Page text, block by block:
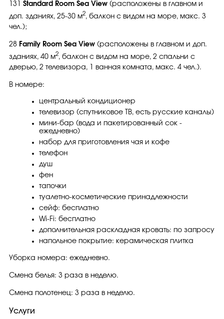
131 Standard Room Sea View (расположены в главном и
доп. зданиях, 25-30 м2, балкон с видом на море, макс. 3
чел.);
28 Family Room Sea View (расположены в главном и доп.
зданиях, 40 м2, балкон с видом на море, 2 спальни с
дверью, 2 телевизора, 1 ванная комната, макс. 4 чел.).
В номере:
центральный кондиционер
телевизор (спутниковое ТВ, есть русские каналы)
мини-бар (вода и пакетированный сок -
ежедневно)
набор для приготовления чая и кофе
телефон
душ
фен
тапочки
туалетно-косметические принадлежности
сейф: бесплатно
Wi-Fi: бесплатно
дополнительная раскладная кровать: по запросу
напольное покрытие: керамическая плитка
Уборка номера: ежедневно.
Смена белья: 3 раза в неделю.
Смена полотенец: 3 раза в неделю.
Услуги